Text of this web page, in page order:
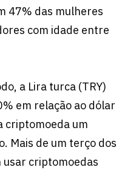
47% das mulheres
com idade entre
a Lira turca (TRY)
em relação ao dólar
criptomoeda um
Mais de um terço dos
criptomoedas